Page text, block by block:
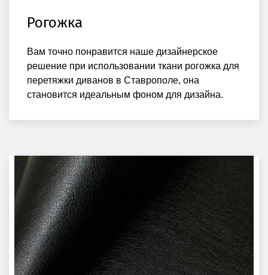
Рогожка
Вам точно понравится наше дизайнерское
решение при использовании ткани рогожка для
перетяжки диванов в Ставрополе, она
становится идеальным фоном для дизайна.